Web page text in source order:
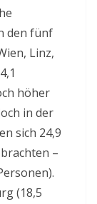
den fünf
Linz,
höher
in der
sich 24,9
–
(18,5